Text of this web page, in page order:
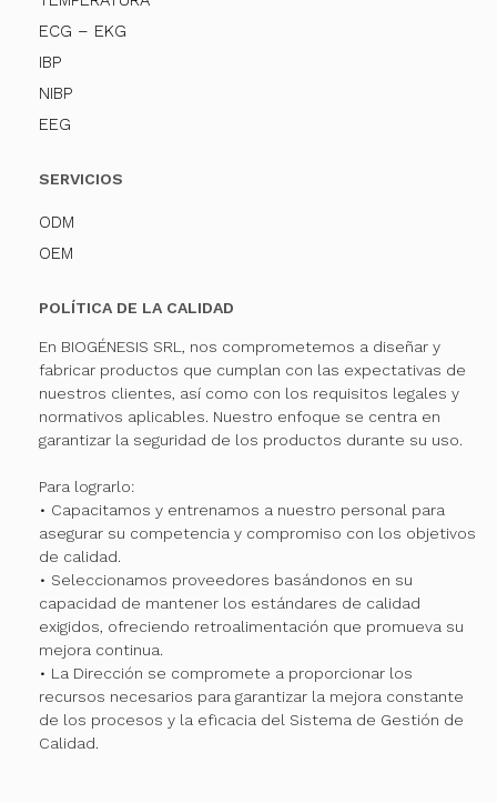
ECG – EKG
IBP
NIBP
EEG
SERVICIOS
ODM
OEM
POLÍTICA DE LA CALIDAD
En BIOGÉNESIS SRL, nos comprometemos a diseñar y
fabricar productos que cumplan con las expectativas de
nuestros clientes, así como con los requisitos legales y
normativos aplicables. Nuestro enfoque se centra en
garantizar la seguridad de los productos durante su uso.
Para lograrlo:
• Capacitamos y entrenamos a nuestro personal para
asegurar su competencia y compromiso con los objetivos
de calidad.
• Seleccionamos proveedores basándonos en su
capacidad de mantener los estándares de calidad
exigidos, ofreciendo retroalimentación que promueva su
mejora continua.
• La Dirección se compromete a proporcionar los
recursos necesarios para garantizar la mejora constante
de los procesos y la eficacia del Sistema de Gestión de
Calidad.